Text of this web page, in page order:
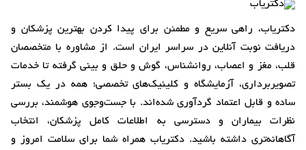
دکتریاب، راهی سریع و مطمئن برای پیدا کردن بهترین پزشکان و
دریافت نوبت آنلاین در سراسر ایران است. از مشاوره با متخصصان
قلب، مغز و اعصاب، روانشناس، گوش و حلق و بینی گرفته تا خدمات
تصویربرداری، آزمایشگاه و کلینیک‌های تخصصی؛ همه در یک بستر
ساده و قابل اعتماد گردآوری شده‌اند. با جست‌وجوی هوشمند، بررسی
نظرات بیماران و دسترسی به اطلاعات کامل پزشکان، انتخاب
آگاهانه‌تری داشته باشید. دکتریاب همراه شما برای سلامت امروز و